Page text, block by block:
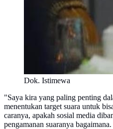
Dok. Istimewa
"Saya kira yang paling penting
menentukan target suara untuk
caranya, apakah sosial media
pengamanan suaranya